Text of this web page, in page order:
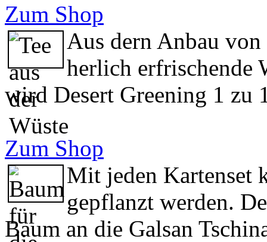
Zum Shop
Aus dern Anbau
herlich erfrischende
wird Desert Greening 1 zu
Zum Shop
Mit jeden Kartenset
gepflanzt werden.
Baum an die Galsan